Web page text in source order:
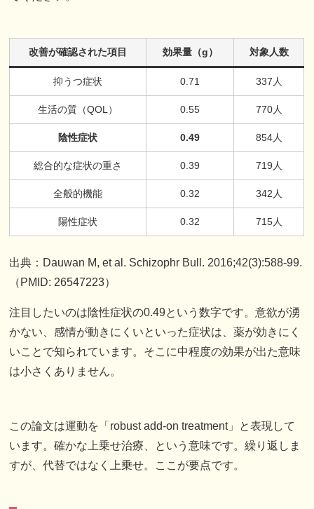
改善が確認された項目 効果量（g） 対象人数
抑うつ症状 0.71 337人
生活の質（QOL） 0.55 770人
陰性症状 0.49 854人
総合的な症状の重さ 0.39 719人
全般的機能 0.32 342人
陽性症状 0.32 715人
出典：Dauwan M, et al. Schizophr Bull. 2016;42(3):588-99.
（PMID: 26547223）
注目したいのは陰性症状の0.49という数字です。意欲が湧
かない、感情が動きにくいといった症状は、薬が効きにく
いことで知られています。そこに中程度の効果が出た意味
は小さくありません。
この論文は運動を「robust add-on treatment」と表現して
います。確かな上乗せ治療、という意味です。繰り返しま
すが、代替ではなく上乗せ。ここが要点です。